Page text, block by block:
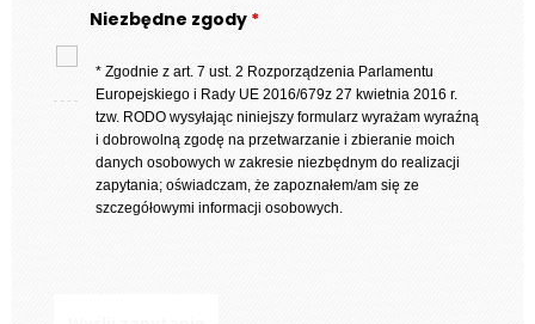
Niezbędne zgody *
* Zgodnie z art. 7 ust. 2 Rozporządzenia Parlamentu
Europejskiego i Rady UE 2016/679z 27 kwietnia 2016 r.
tzw. RODO wysyłając niniejszy formularz wyrażam wyraźną
i dobrowolną zgodę na przetwarzanie i zbieranie moich
danych osobowych w zakresie niezbędnym do realizacji
zapytania; oświadczam, że zapoznałem/am się ze
szczegółowymi informacji osobowych.